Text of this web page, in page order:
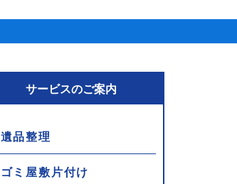
サービスのご案内
遺品整理
ゴミ屋敷片付け